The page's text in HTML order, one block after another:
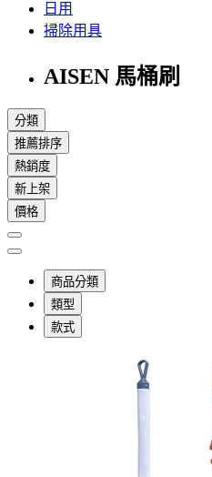
日用
掃除用具
AISEN 馬桶刷
分類
推薦排序
熱銷度
新上架
價格
商品分類
類型
款式